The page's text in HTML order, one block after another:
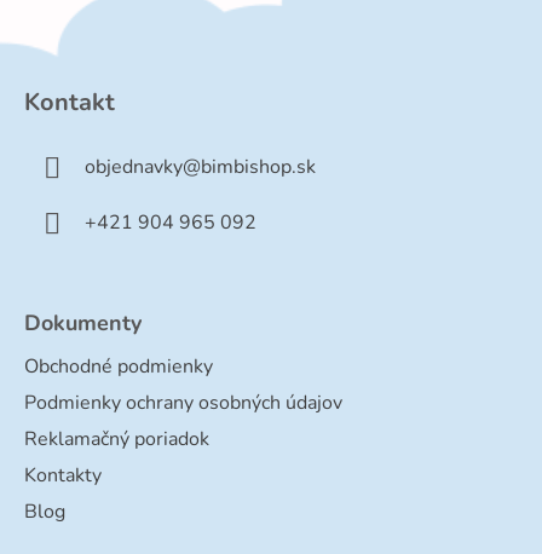
Kontakt
objednavky@bimbishop.sk
+421 904 965 092
Dokumenty
Obchodné podmienky
Podmienky ochrany osobných údajov
Reklamačný poriadok
Kontakty
Blog